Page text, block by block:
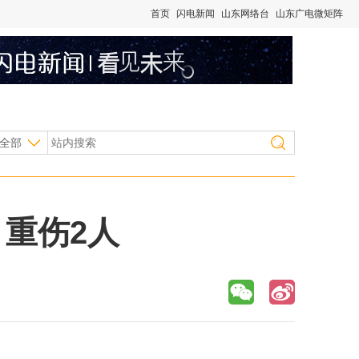
首页 闪电新闻 山东网络台 山东广电微矩阵
部
伤2人